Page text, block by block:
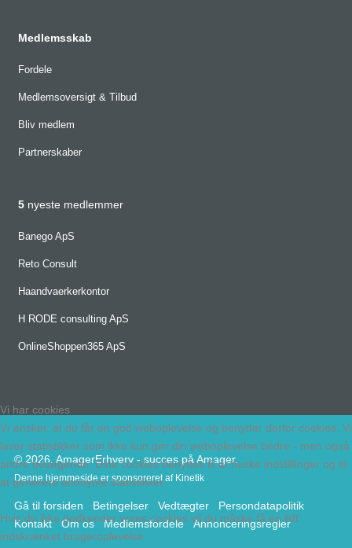
Medlemsskab
Fordele
Medlemsoversigt & Tilbud
Bliv medlem
Partnerskaber
5 nyeste medlemmer
Banego ApS
Reto Consult
Haandvaerkerkontor
H RODE consulting ApS
OnlineShoppen365 ApS
© 2026. AmagerErhverv - succes på Amager.
Denne hjemmeside er sponsoreret af Kinetik
Gå til forsiden Betingelser Vedtægter
Persondatapolitik
Kontakt
Om os Medlemsfordele Annonceringsregler
Vi har cookies
Vi ønsker, at du får en god weboplevelse og benytter derfor cookies. Vi
laver statistikker som ikke kun gør din weboplevelse bedre - men også
andre besøgende. Dine cookies benyttes til at huske indstillinger og til
at generere anonyme statistikker.
Hvis du ikke godkender vores cookies vil du måske få en lidt
indskrænket brugeroplevelse.